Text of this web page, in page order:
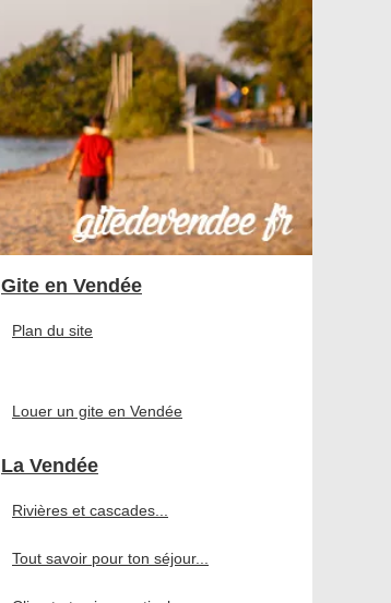
Gite en Vendée
Plan du site
Louer un gite en Vendée
La Vendée
Rivières et cascades...
Tout savoir pour ton séjour...